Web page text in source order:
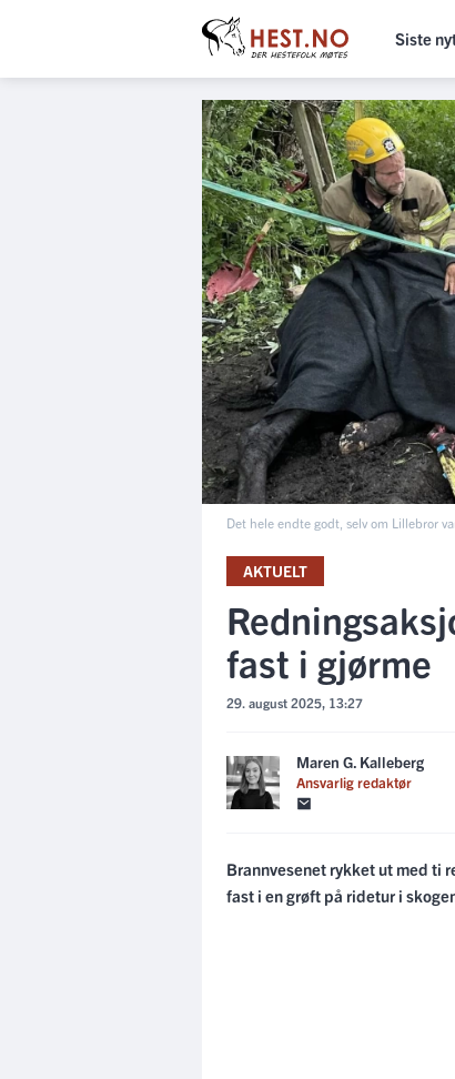
Siste
Det hele endte godt, selv om Lillebror
AKTUELT
fast i gjørme
29. august 2025, 13:27
Maren G. Kalleberg
Ansvarlig redaktør
Brannvesenet rykket ut med ti
fast i en grøft på ridetur i